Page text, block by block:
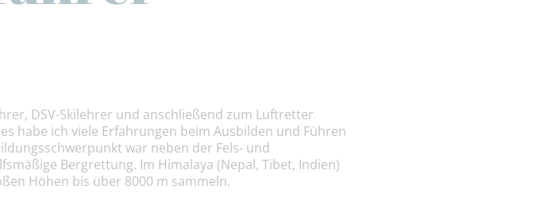
DSV-Skilehrer und anschließend zum Luftretter
habe ich viele Erfahrungen beim Ausbilden und Führen
war neben der Fels- und
Bergrettung. Im Himalaya (Nepal, Tibet, Indien)
Höhen bis über 8000 m sammeln.